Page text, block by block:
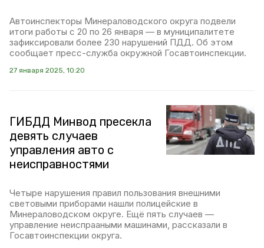
Автоинспекторы Минераловодского округа подвели
итоги работы с 20 по 26 января — в муниципалитете
зафиксировали более 230 нарушений ПДД. Об этом
сообщает пресс-служба окружной Госавтоинспекции.
27 января 2025, 10:20
ГИБДД Минвод пресекла
девять случаев
управления авто с
неисправностями
Четыре нарушения правил пользования внешними
световыми приборами нашли полицейские в
Минераловодском округе. Ещё пять случаев —
управление неиспрааными машинами, рассказали в
Госавтоинспекции округа.